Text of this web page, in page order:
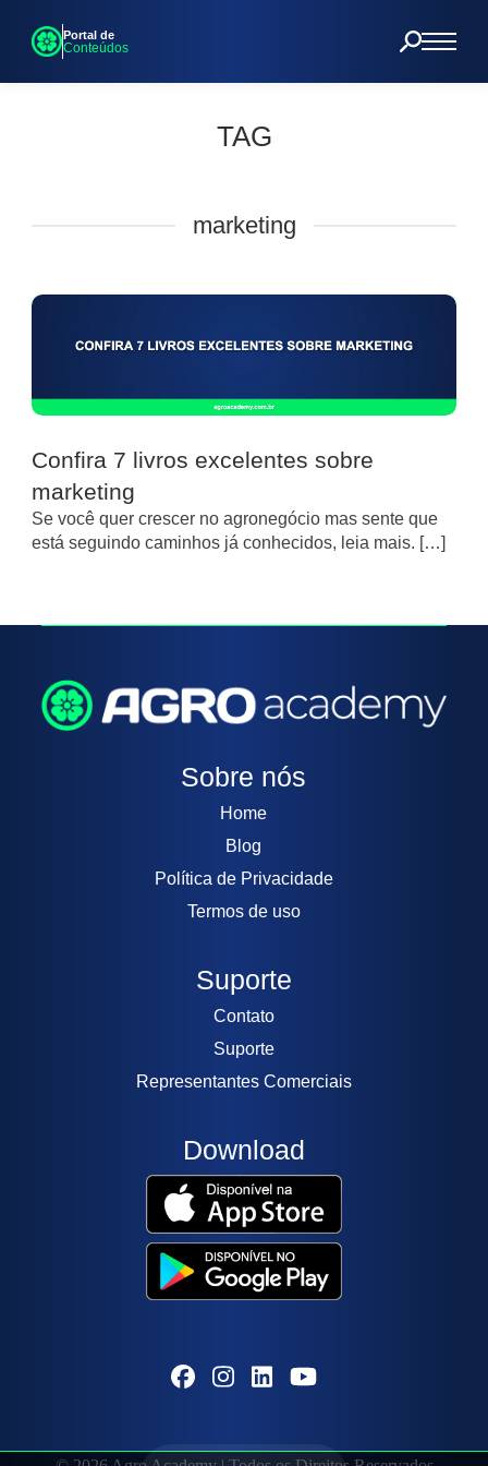
Portal de
Conteúdos
TAG
marketing
Confira 7 livros excelentes sobre
marketing
Se você quer crescer no agronegócio mas sente que
está seguindo caminhos já conhecidos, leia mais. […]
Sobre nós
Home
Blog
Política de Privacidade
Termos de uso
Suporte
Contato
Suporte
Representantes Comerciais
Download